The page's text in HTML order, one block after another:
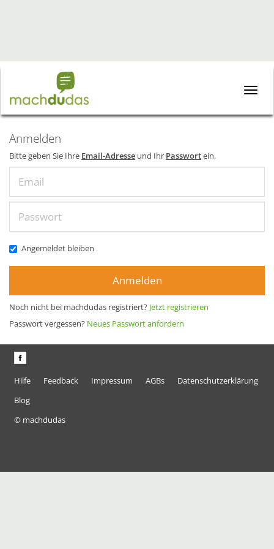
Toggle
Anmelden
Bitte geben Sie Ihre Email-Adresse und Ihr Passwortein.
Angemeldet bleiben
Anmelden
Noch nicht bei machdudas registriert? Jetzt registrieren
Passwort vergessen? Neues Passwort anfordern
Hilfe Feedback Impressum AGBs
Datenschutzerklärung
Blog
© machdudas